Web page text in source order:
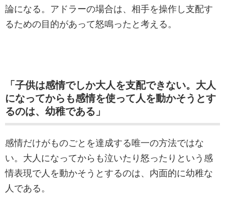
論になる。アドラーの場合は、相手を操作し支配す
るための目的があって怒鳴ったと考える。
「子供は感情でしか大人を支配できない。大人
になってからも感情を使って人を動かそうとす
るのは、幼稚である」
感情だけがものごとを達成する唯一の方法ではな
い。大人になってからも泣いたり怒ったりという感
情表現で人を動かそうとするのは、内面的に幼稚な
人である。